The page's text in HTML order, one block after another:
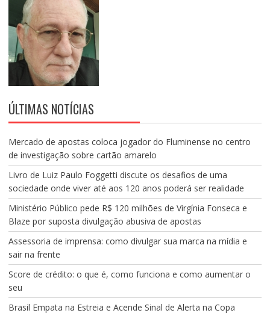
ÚLTIMAS NOTÍCIAS
Mercado de apostas coloca jogador do Fluminense no centro
de investigação sobre cartão amarelo
Livro de Luiz Paulo Foggetti discute os desafios de uma
sociedade onde viver até aos 120 anos poderá ser realidade
Ministério Público pede R$ 120 milhões de Virgínia Fonseca e
Blaze por suposta divulgação abusiva de apostas
Assessoria de imprensa: como divulgar sua marca na mídia e
sair na frente
Score de crédito: o que é, como funciona e como aumentar o
seu
Brasil Empata na Estreia e Acende Sinal de Alerta na Copa